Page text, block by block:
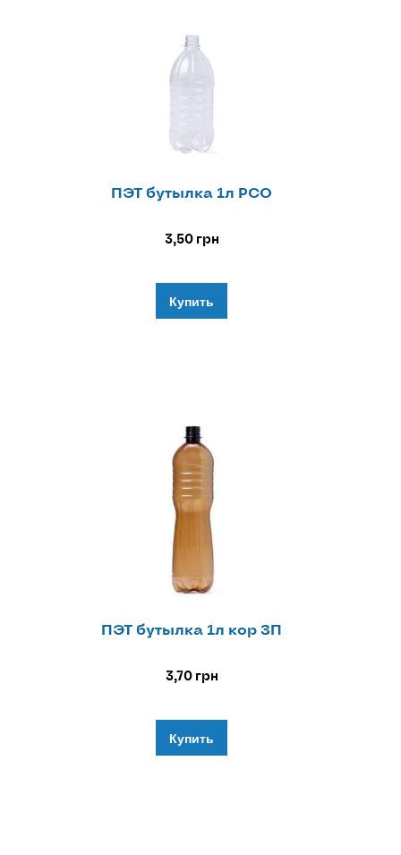
ПЭТ бутылка 1л РСО
3,50 грн
Купить
ПЭТ бутылка 1л кор ЗП
3,70 грн
Купить